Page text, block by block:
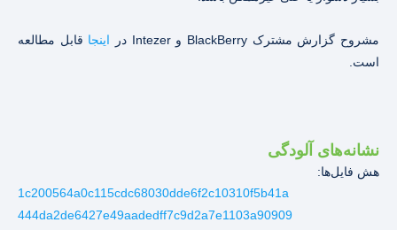
مشروح گزارش مشترک BlackBerry و Intezer در اینجا قابل مطالعه
است.
نشانه‌های آلودگی
هش فایل‌ها:
1c200564a0c115cdc68030dde6f2c10310f5b41a
444da2de6427e49aadedff7c9d2a7e1103a90909